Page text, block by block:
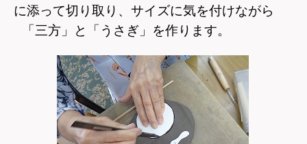
に添って切り取り、サイズに気を付けながら
「三方」と「うさぎ」を作ります。